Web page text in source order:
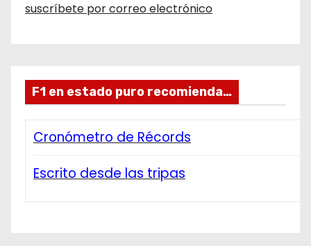
suscríbete por correo electrónico
F1 en estado puro recomienda…
Cronómetro de Récords
Escrito desde las tripas